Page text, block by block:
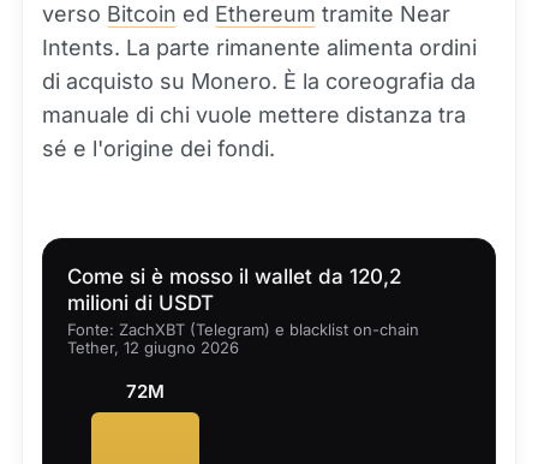
verso Bitcoin ed Ethereum tramite Near
Intents. La parte rimanente alimenta ordini
di acquisto su Monero. È la coreografia da
manuale di chi vuole mettere distanza tra
sé e l'origine dei fondi.
Come si è mosso il wallet da 120,2
milioni di USDT
Fonte: ZachXBT (Telegram) e blacklist on-chain
Tether, 12 giugno 2026
72M